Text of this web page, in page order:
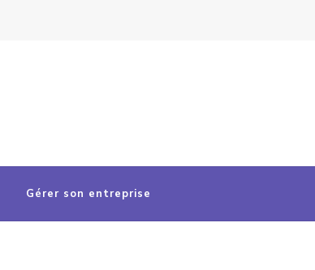
Gérer son entreprise